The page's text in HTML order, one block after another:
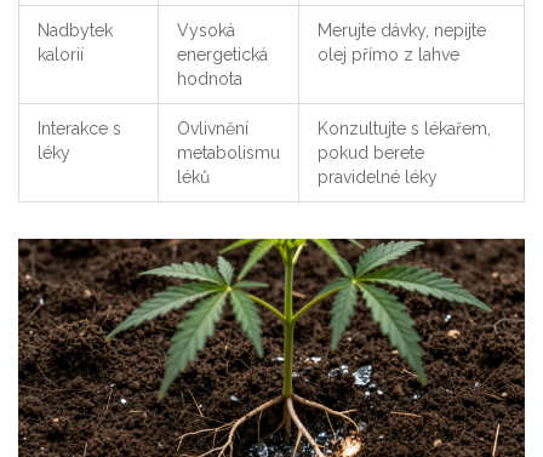
Nadbytek
kalorií
Vysoká
energetická
hodnota
Merujte dávky, nepijte
olej přímo z lahve
Interakce s
léky
Ovlivnění
metabolismu
léků
Konzultujte s lékařem,
pokud berete
pravidelné léky